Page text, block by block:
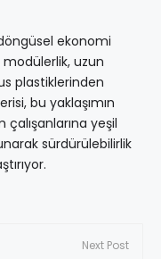
ekonomi
uzun
plastiklerinden
bu yaklaşımın
yeşil
sürdürülebilirlik
Next Post